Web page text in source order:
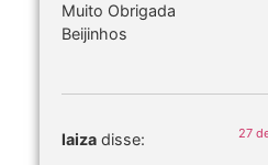
Muito Obrigada
Beijinhos
laiza disse: 27